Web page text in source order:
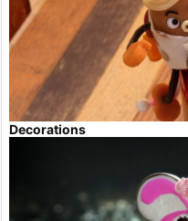
Decorations